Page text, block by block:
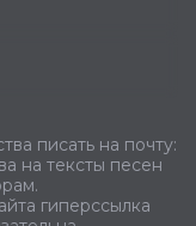
писать на почту:
на тексты песен
гиперссылка